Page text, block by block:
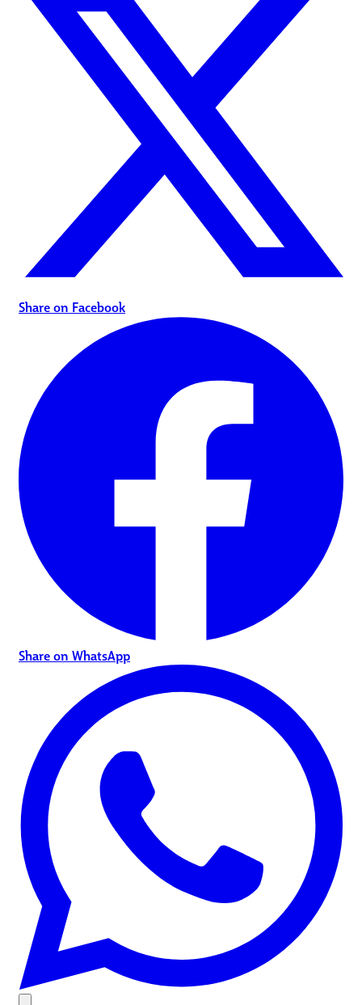
Share on Facebook
Share on WhatsApp